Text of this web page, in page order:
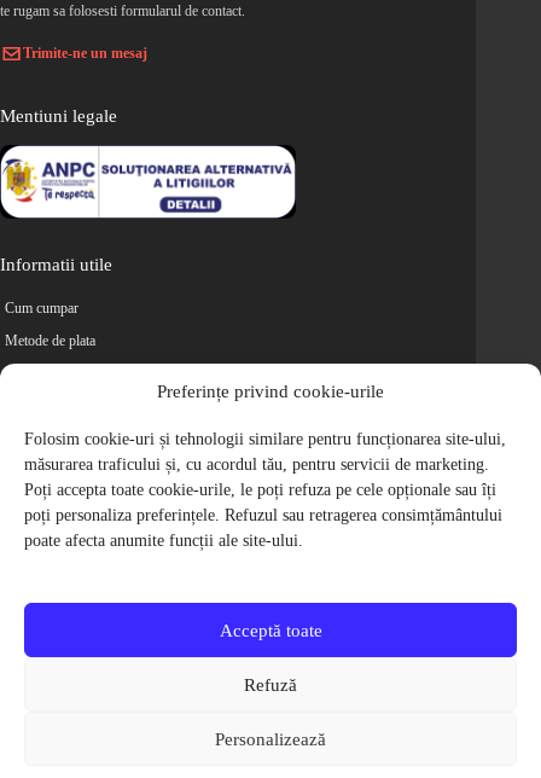
Preferințe privind cookie-urile
Folosim cookie-uri și tehnologii similare pentru funcționarea site-ului,
măsurarea traficului și, cu acordul tău, pentru servicii de marketing.
Poți accepta toate cookie-urile, le poți refuza pe cele opționale sau îți
poți personaliza preferințele. Refuzul sau retragerea consimțământului
poate afecta anumite funcții ale site-ului.
Acceptă toate
Refuză
Personalizează
te rugam sa folosesti formularul de contact.
Trimite-ne un mesaj
Mentiuni legale
Informatii utile
Cum cumpar
Metode de plata
Retur
Cariere
Politica de Confidentialitate
Politica de cookie-uri